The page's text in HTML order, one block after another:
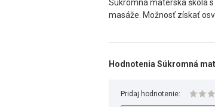
Súkromná materská škola
masáže. Možnosť získať
Hodnotenia Súkromná
Pridaj hodnotenie: